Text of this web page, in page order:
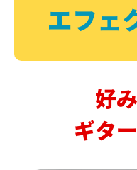
エフェ
好
ギタ